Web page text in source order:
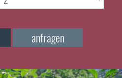
anfragen